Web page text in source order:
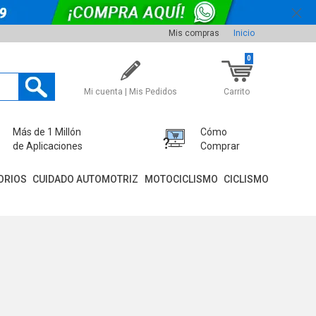
Mis compras Inicio
Mi cuenta | Mis Pedidos Carrito
0
Más de 1 Millón
de Aplicaciones
Cómo
Comprar
CUIDADO AUTOMOTRIZ MOTOCICLISMO CICLISMO